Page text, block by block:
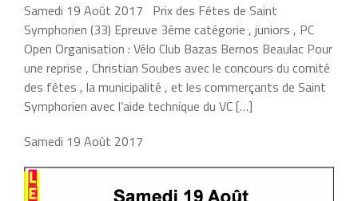
Samedi 19 Août 2017 Prix des Fêtes de Saint
Symphorien (33) Epreuve 3éme catégorie , juniors , PC
Open Organisation : Vélo Club Bazas Bernos Beaulac Pour
une reprise , Christian Soubes avec le concours du comité
des fêtes , la municipalité , et les commerçants de Saint
Symphorien avec l’aide technique du VC […]
Samedi 19 Août 2017